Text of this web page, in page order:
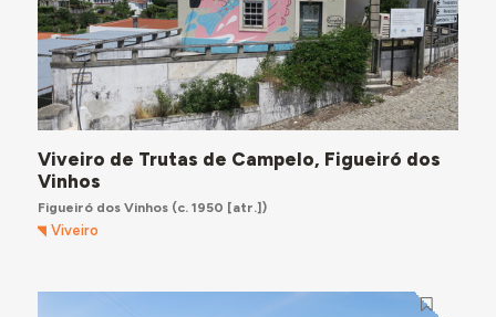
Viveiro de Trutas de Campelo, Figueiró dos
Vinhos
Figueiró dos Vinhos(c. 1950 [atr.])
Viveiro